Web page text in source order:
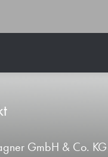
GmbH & Co. KG